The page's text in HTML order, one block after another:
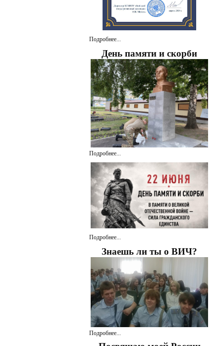
Подробнее...
День памяти и скорби
Подробнее...
Подробнее...
Знаешь ли ты о ВИЧ?
Подробнее...